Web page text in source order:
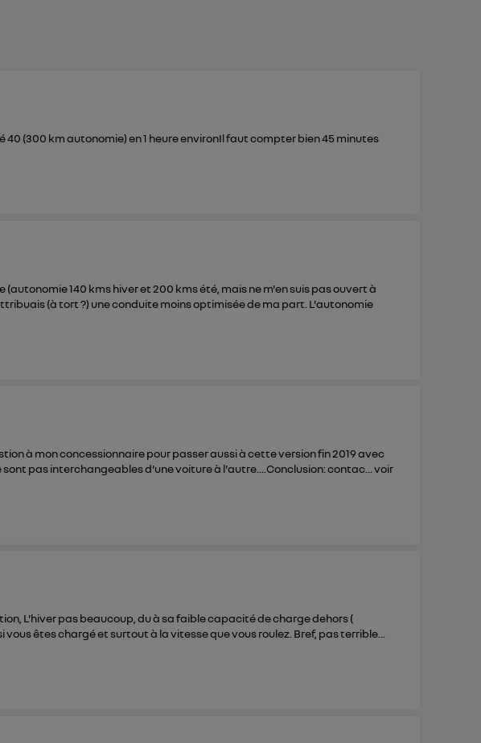
40 (300 km autonomie) en 1 heure environIl faut compter bien 45 minutes
140 kms hiver et 200 kms été, mais ne m'en suis pas ouvert à
(à tort ?) une conduite moins optimisée de ma part. L'autonomie
à mon concessionnaire pour passer aussi à cette version fin 2019 avec
pas interchangeables d'une voiture à l'autre....Conclusion: contac...voir
L'hiver pas beaucoup, du à sa faible capacité de charge dehors (
êtes chargé et surtout à la vitesse que vous roulez. Bref, pas terrible...